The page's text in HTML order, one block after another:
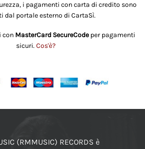
i pagamenti con carta di credito sono
dal portale esterno di CartaSì.
con MasterCard SecureCode per pagamenti
sicuri. Cos'è?
(RMMUSIC) RECORDS è